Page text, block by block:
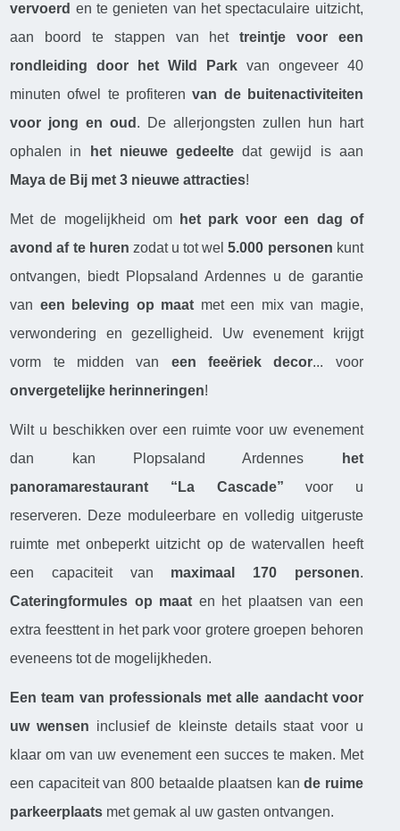
vervoerd en te genieten van het spectaculaire uitzicht,
aan boord te stappen van hettreintje voor een
rondleiding door het Wild Parkvan ongeveer 40
minuten ofwel te profiterenvan de buitenactiviteiten
voor jong en oud . De allerjongsten zullen hun hart
ophalen in
het nieuwe gedeelte dat gewijd is aan
Maya de Bij met 3 nieuwe attracties!
Met de mogelijkheid om
het park voor een dag of
avond af te huren zodat u tot wel5.000 personen kunt
ontvangen, biedt Plopsaland Ardennes u de garantie
van een beleving op maat met een mix van magie,
verwondering en gezelligheid. Uw evenement krijgt
vorm te midden van een feeëriek decor... voor
onvergetelijke herinneringen!
Wilt u beschikken over een ruimte voor uw evenement
dan kan Plopsaland Ardennes
het
panoramarestaurant “La Cascade” voor u
reserveren. Deze moduleerbare en volledig uitgeruste
ruimte met onbeperkt uitzicht op de watervallen heeft
een capaciteit van maximaal 170 personen.
Cateringformules op maat en het plaatsen van een
extra feesttent in het park voor grotere groepen behoren
eveneens tot de mogelijkheden.
Een team van professionals met alle aandacht voor
uw wensen inclusief de kleinste details staat voor u
klaar om van uw evenement een succes te maken. Met
een capaciteit van 800 betaalde plaatsen kande ruime
parkeerplaats met gemak al uw gasten ontvangen.